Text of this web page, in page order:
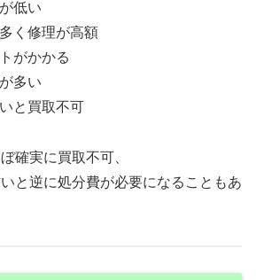
低い
く修理が高額
がかかる
多い
と買取不可
確実に買取不可、
と逆に処分費が必要になることもあ